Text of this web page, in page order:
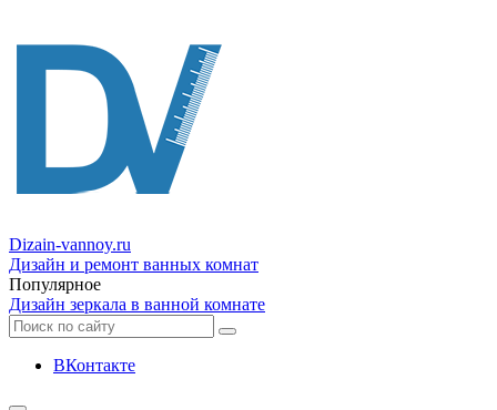
Dizain-vannoy.ru
Дизайн и ремонт ванных комнат
Популярное
Дизайн зеркала в ванной комнате
ВКонтакте